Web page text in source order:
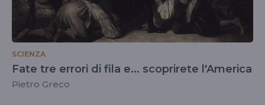
SCIENZA
Fate tre errori di fila e... scoprirete l'America
Pietro Greco